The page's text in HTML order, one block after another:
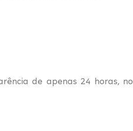
de apenas 24 horas, no